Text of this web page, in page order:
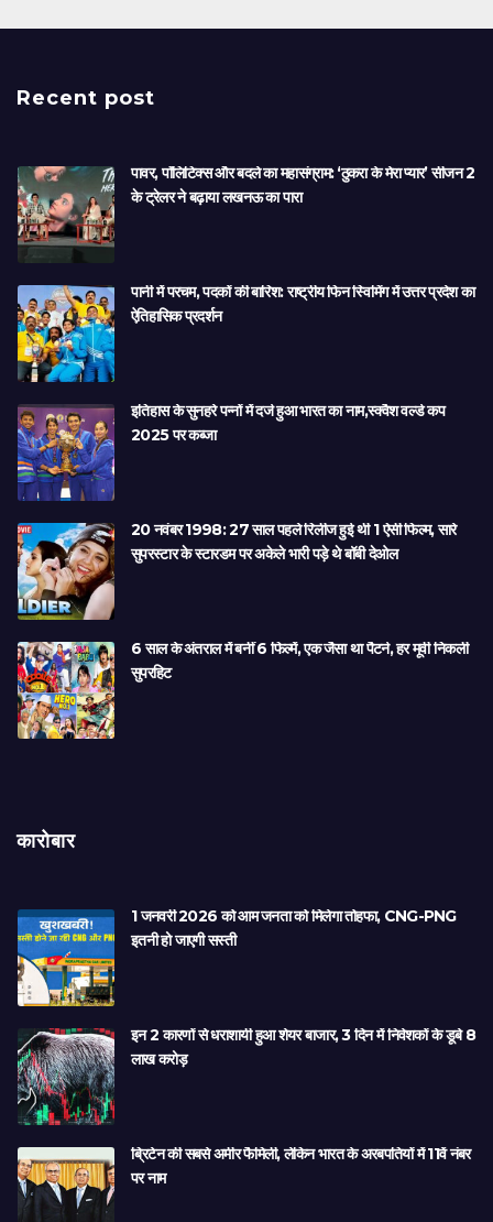
Recent post
पावर, पॉलिटिक्स और बदले का महासंग्राम: ‘ठुकरा के मेरा प्यार’ सीजन 2
के ट्रेलर ने बढ़ाया लखनऊ का पारा
पानी में परचम, पदकों की बारिश: राष्ट्रीय फिन स्विमिंग में उत्तर प्रदेश का
ऐतिहासिक प्रदर्शन
इतिहास के सुनहरे पन्नों में दर्ज हुआ भारत का नाम,स्क्वैश वर्ल्ड कप
2025 पर कब्जा
20 नवंबर 1998: 27 साल पहले रिलीज हुई थी 1 ऐसी फिल्म, सारे
सुपरस्टार के स्टारडम पर अकेले भारी पड़े थे बॉबी देओल
6 साल के अंतराल में बनीं 6 फिल्में, एक जैसा था पैटर्न, हर मूवी निकली
सुपरहिट
कारोबार
1 जनवरी 2026 को आम जनता को मिलेगा तोहफा, CNG-PNG
इतनी हो जाएगी सस्ती
इन 2 कारणों से धराशायी हुआ शेयर बाजार, 3 दिन में निवेशकों के डूबे 8
लाख करोड़
ब्रिटेन की सबसे अमीर फैमिली, लेकिन भारत के अरबपतियों में 11वें नंबर
पर नाम